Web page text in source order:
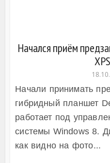
Начался приём
Начали принимать
гибридный планшет
работает под
системы Windows 8.
как видно на фото...